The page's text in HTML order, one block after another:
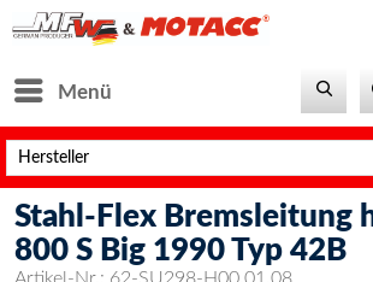
Menü
Stahl-Flex Bremsleitung
800 S Big 1990 Typ 42B